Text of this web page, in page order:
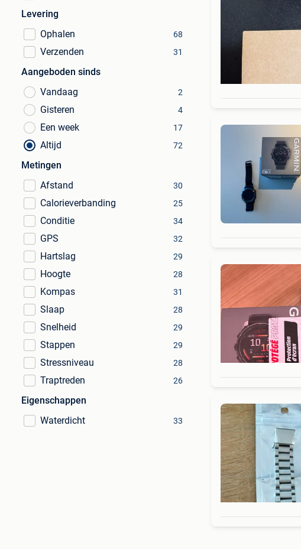
Levering
Ophalen
68
Verzenden 31
Aangeboden sinds
Vandaag
2
Gisteren 4
Een week 17
Altijd 72
Metingen
Afstand
30
Calorieverbanding 25
Conditie 34
GPS 32
Hartslag 29
Hoogte 28
Kompas 31
Slaap 28
Snelheid 29
Stappen 29
Stressniveau 28
Traptreden 26
Eigenschappen
Waterdicht
33